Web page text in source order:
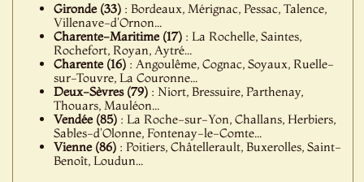
Gironde (33) : Bordeaux, Mérignac, Pessac, Talence,
Villenave-d'Ornon...
Charente-Maritime (17) : La Rochelle, Saintes,
Rochefort, Royan, Aytré...
Charente (16) : Angoulême, Cognac, Soyaux, Ruelle-
sur-Touvre, La Couronne...
Deux-Sèvres (79) : Niort, Bressuire, Parthenay,
Thouars, Mauléon...
Vendée (85) : La Roche-sur-Yon, Challans, Herbiers,
Sables-d'Olonne, Fontenay-le-Comte...
Vienne (86) : Poitiers, Châtellerault, Buxerolles, Saint-
Benoît, Loudun...